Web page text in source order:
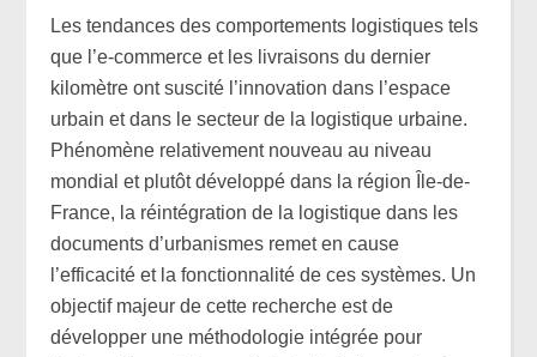
Les tendances des comportements logistiques tels
que l’e-commerce et les livraisons du dernier
kilomètre ont suscité l’innovation dans l’espace
urbain et dans le secteur de la logistique urbaine.
Phénomène relativement nouveau au niveau
mondial et plutôt développé dans la région Île-de-
France, la réintégration de la logistique dans les
documents d’urbanismes remet en cause
l’efficacité et la fonctionnalité de ces systèmes. Un
objectif majeur de cette recherche est de
développer une méthodologie intégrée pour